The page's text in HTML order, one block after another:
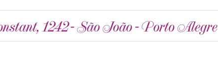
1242 - São João - Porto Alegre